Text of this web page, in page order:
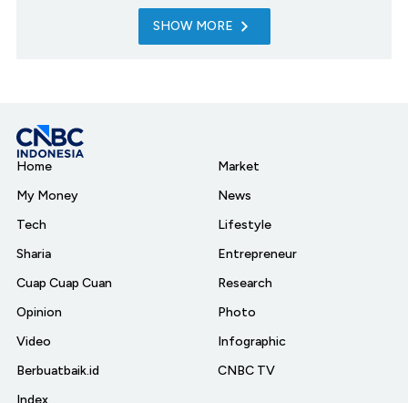
SHOW MORE
Home
My Money
Tech
Sharia
Cuap Cuap Cuan
Opinion
Video
Berbuatbaik.id
Market
News
Lifestyle
Entrepreneur
Research
Photo
Infographic
CNBC TV